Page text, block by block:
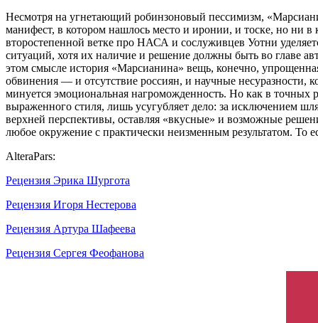
Несмотря на угнетающий робинзоновый пессимизм,
манифест, в котором нашлось место и иронии, и тоске, но ни в
второстепенной ветке про НАСА и сослуживцев Уотни
ситуаций, хотя их наличие и решение должны быть во главе
этом смысле история «Марсианина» вещь, конечно,
обвинения — и отсутствие россиян, и научные несуразности,
минуется эмоциональная нагроможденность. Но как в точных
выраженного стиля, лишь усугубляет дело: за исключением
верхней перспективы, оставляя «вкусные» и возможные
любое окружение с практически неизменным результатом. То
AlteraPars:
Рецензия Эрика Шургота
Рецензия Игоря Нестерова
Рецензия Артура Шафеева
Рецензия Сергея Феофанова